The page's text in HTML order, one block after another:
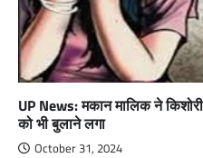
UP News: मकान मालिक ने
को भी बुलाने लगा
October 31, 2024